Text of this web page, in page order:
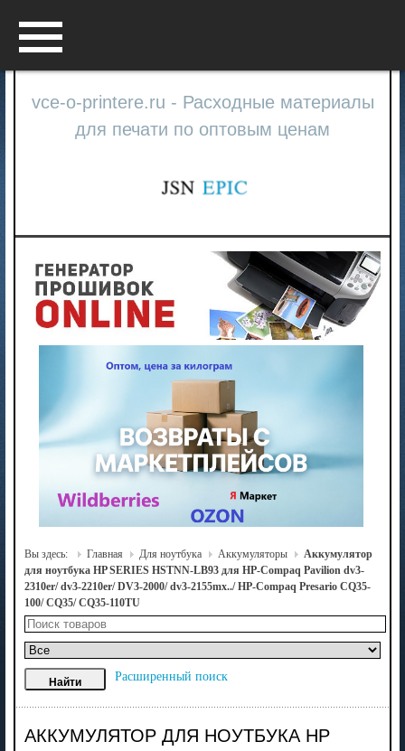
vce-o-printere.ru - Расходные материалы
для печати по оптовым ценам
Вы здесь: Главная Для ноутбука Аккумуляторы
Аккумулятор
для ноутбука HP SERIES HSTNN-LB93 для HP-Compaq Pavilion dv3-
2310er/ dv3-2210er/ DV3-2000/ dv3-2155mx../ HP-Compaq Presario CQ35-
100/ CQ35/ CQ35-110TU
Расширенный поиск
АККУМУЛЯТОР ДЛЯ НОУТБУКА HP